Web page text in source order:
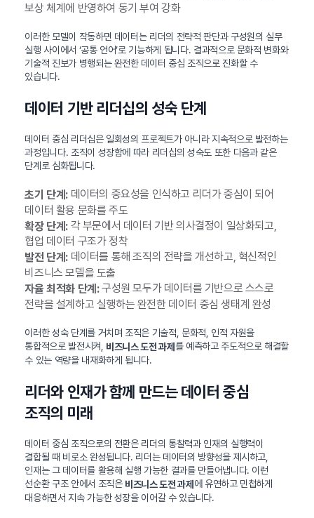
보상 체계에 반영하여 동기 부여 강화
이러한 모델이 작동하면 데이터는 리더의 전략적 판단과 구성원의 실무
실행 사이에서 ‘공통 언어’로 기능하게 됩니다. 결과적으로 문화적 변화와
기술적 진보가 병행되는 완전한 데이터 중심 조직으로 진화할 수
있습니다.
데이터 기반 리더십의 성숙 단계
데이터 중심 리더십은 일회성의 프로젝트가 아니라 지속적으로 발전하는
과정입니다. 조직이 성장함에 따라 리더십의 성숙도 또한 다음과 같은
단계로 심화됩니다.
초기 단계:데이터의 중요성을 인식하고 리더가 중심이 되어
데이터 활용 문화를 주도
확장 단계:각 부문에서 데이터 기반 의사결정이 일상화되고,
협업 데이터 구조가 정착
발전 단계:데이터를 통해 조직의 전략을 개선하고, 혁신적인
비즈니스 모델을 도출
자율 최적화 단계:구성원 모두가 데이터를 기반으로 스스로
전략을 설계하고 실행하는 완전한 데이터 중심 생태계 완성
이러한 성숙 단계를 거치며 조직은 기술적, 문화적, 인적 자원을
통합적으로 발전시켜, 비즈니스 도전 과제 를 예측하고 주도적으로 해결할
수 있는 역량을 내재화하게 됩니다.
리더와 인재가 함께 만드는 데이터 중심
조직의 미래
데이터 중심 조직으로의 전환은 리더의 통찰력과 인재의 실행력이
결합될 때 비로소 완성됩니다. 리더는 데이터의 방향성을 제시하고,
인재는 그 데이터를 활용해 실행 가능한 결과를 만들어냅니다. 이런
선순환 구조 안에서 조직은 비즈니스 도전 과제에 유연하고 민첩하게
대응하면서 지속 가능한 성장을 이어갈 수 있습니다.